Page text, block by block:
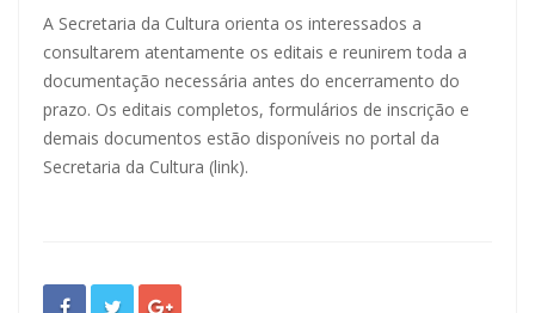
A Secretaria da Cultura orienta os interessados a
consultarem atentamente os editais e reunirem toda a
documentação necessária antes do encerramento do
prazo. Os editais completos, formulários de inscrição e
demais documentos estão disponíveis no portal da
Secretaria da Cultura (link).